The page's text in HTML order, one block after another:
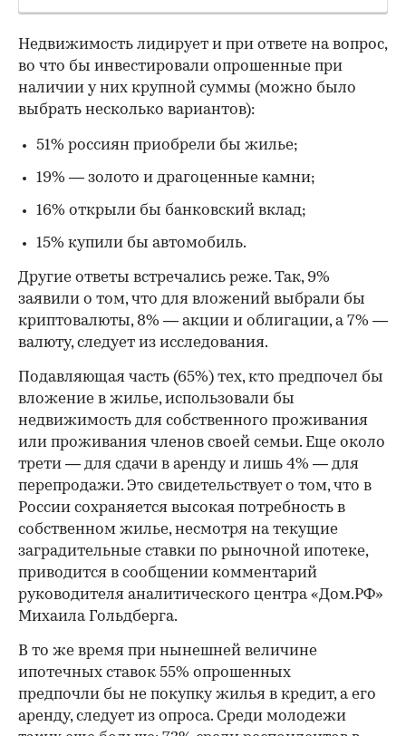
Недвижимость лидирует и при ответе на вопрос,
во что бы инвестировали опрошенные при
наличии у них крупной суммы (можно было
выбрать несколько вариантов):
51% россиян приобрели бы жилье;
19% — золото и драгоценные камни;
16% открыли бы банковский вклад;
15% купили бы автомобиль.
Другие ответы встречались реже. Так, 9%
заявили о том, что для вложений выбрали бы
криптовалюты, 8% — акции и облигации, а 7% —
валюту, следует из исследования.
Подавляющая часть (65%) тех, кто предпочел бы
вложение в жилье, использовали бы
недвижимость для собственного проживания
или проживания членов своей семьи. Еще около
трети — для сдачи в аренду и лишь 4% — для
перепродажи. Это свидетельствует о том, что в
России сохраняется высокая потребность в
собственном жилье, несмотря на текущие
заградительные ставки по рыночной ипотеке,
приводится в сообщении комментарий
руководителя аналитического центра «Дом.РФ»
Михаила Гольдберга.
В то же время при нынешней величине
ипотечных ставок 55% опрошенных
предпочли бы не покупку жилья в кредит, а его
аренду, следует из опроса. Среди молодежи